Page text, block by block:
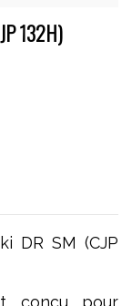
132H)
DR SM (CJP
conçu pour